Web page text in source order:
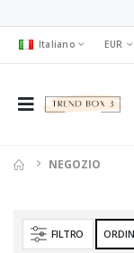
Italiano EUR
NEGOZIO
FILTRO